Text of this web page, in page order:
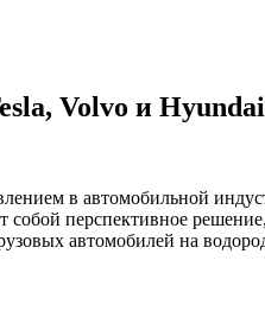
Volvo и
в автомобильной
собой перспективное
автомобилей на